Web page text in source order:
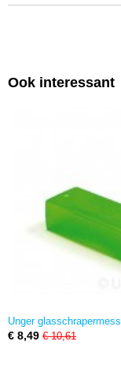
Ook interessant
Unger
€ 8,49 € 10,61